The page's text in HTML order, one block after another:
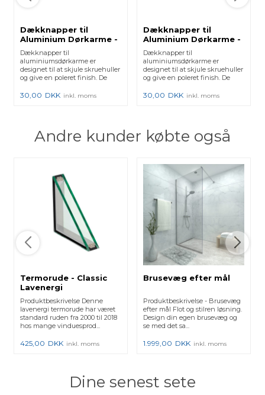
Dækknapper til
Aluminium Dørkarme -
Mat sort
Dækknapper til
aluminiumsdørkarme er
designet til at skjule skruehuller
og give en poleret finish. De
30,00 DKK inkl. moms
Dækknapper til
Aluminium Dørkarme -
Mat sølv
Dækknapper til
aluminiumsdørkarme er
designet til at skjule skruehuller
og give en poleret finish. De
30,00 DKK inkl. moms
Andre kunder købte også
Termorude - Classic
Lavenergi
Produktbeskrivelse Denne
lavenergi termorude har været
standard ruden fra 2000 til 2018
hos mange vinduesprod...
425,00 DKK inkl. moms
Brusevæg efter mål
Produktbeskrivelse - Brusevæg
efter mål Flot og stilren løsning.
Design din egen brusevæg og
se med det sa...
1.999,00 DKK inkl. moms
Dine senest sete